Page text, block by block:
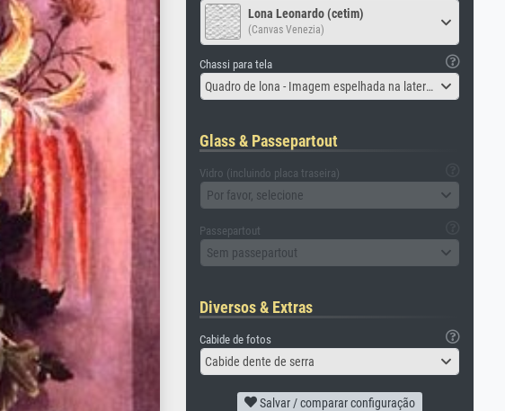
Lona Leonardo (cetim)
(Canvas Venezia)
Chassi para tela
Quadro de lona - Imagem espelhada na lateral
Glass & Passepartout
Vidro (incluindo placa traseira)
Por favor, selecione
Passepartout
Sem passepartout
Diversos & Extras
Cabide de fotos
Cabide dente de serra
Salvar / comparar configuração